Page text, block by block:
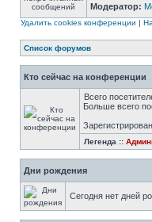
Модератор:
Удалить cookies конференции |
Список форумов
Кто сейчас на конференции
Всего
Больше всего
Легенда ::
Дни рождения
Сегодня нет дней